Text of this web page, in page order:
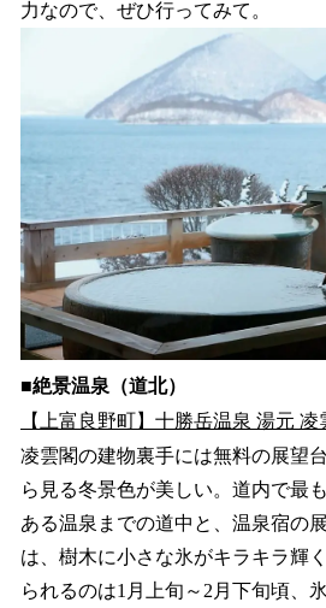
力なので、ぜひ行ってみて。
■絶景温泉（道北）
【上富良野町】十勝岳温泉 湯元 凌
凌雲閣の建物裏手には無料の展望
ら見る冬景色が美しい。道内で最
ある温泉までの道中と、温泉宿の
は、樹木に小さな氷がキラキラ輝
られるのは1月上旬～2月下旬頃、